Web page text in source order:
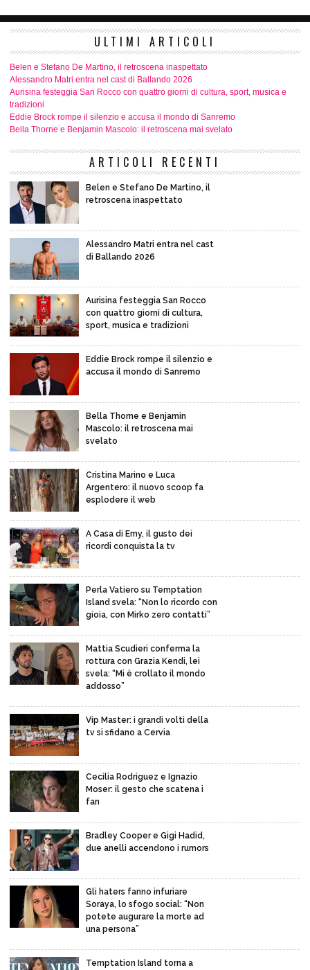
ULTIMI ARTICOLI
Belen e Stefano De Martino, il retroscena inaspettato
Alessandro Matri entra nel cast di Ballando 2026
Aurisina festeggia San Rocco con quattro giorni di cultura, sport, musica e
tradizioni
Eddie Brock rompe il silenzio e accusa il mondo di Sanremo
Bella Thorne e Benjamin Mascolo: il retroscena mai svelato
ARTICOLI RECENTI
Belen e Stefano De Martino, il
retroscena inaspettato
Alessandro Matri entra nel cast
di Ballando 2026
Aurisina festeggia San Rocco
con quattro giorni di cultura,
sport, musica e tradizioni
Eddie Brock rompe il silenzio e
accusa il mondo di Sanremo
Bella Thorne e Benjamin
Mascolo: il retroscena mai
svelato
Cristina Marino e Luca
Argentero: il nuovo scoop fa
esplodere il web
A Casa di Emy, il gusto dei
ricordi conquista la tv
Perla Vatiero su Temptation
Island svela: “Non lo ricordo con
gioia, con Mirko zero contatti”
Mattia Scudieri conferma la
rottura con Grazia Kendi, lei
svela: “Mi è crollato il mondo
addosso”
Vip Master: i grandi volti della
tv si sfidano a Cervia
Cecilia Rodriguez e Ignazio
Moser: il gesto che scatena i
fan
Bradley Cooper e Gigi Hadid,
due anelli accendono i rumors
Gli haters fanno infuriare
Soraya, lo sfogo social: “Non
potete augurare la morte ad
una persona”
Temptation Island torna a